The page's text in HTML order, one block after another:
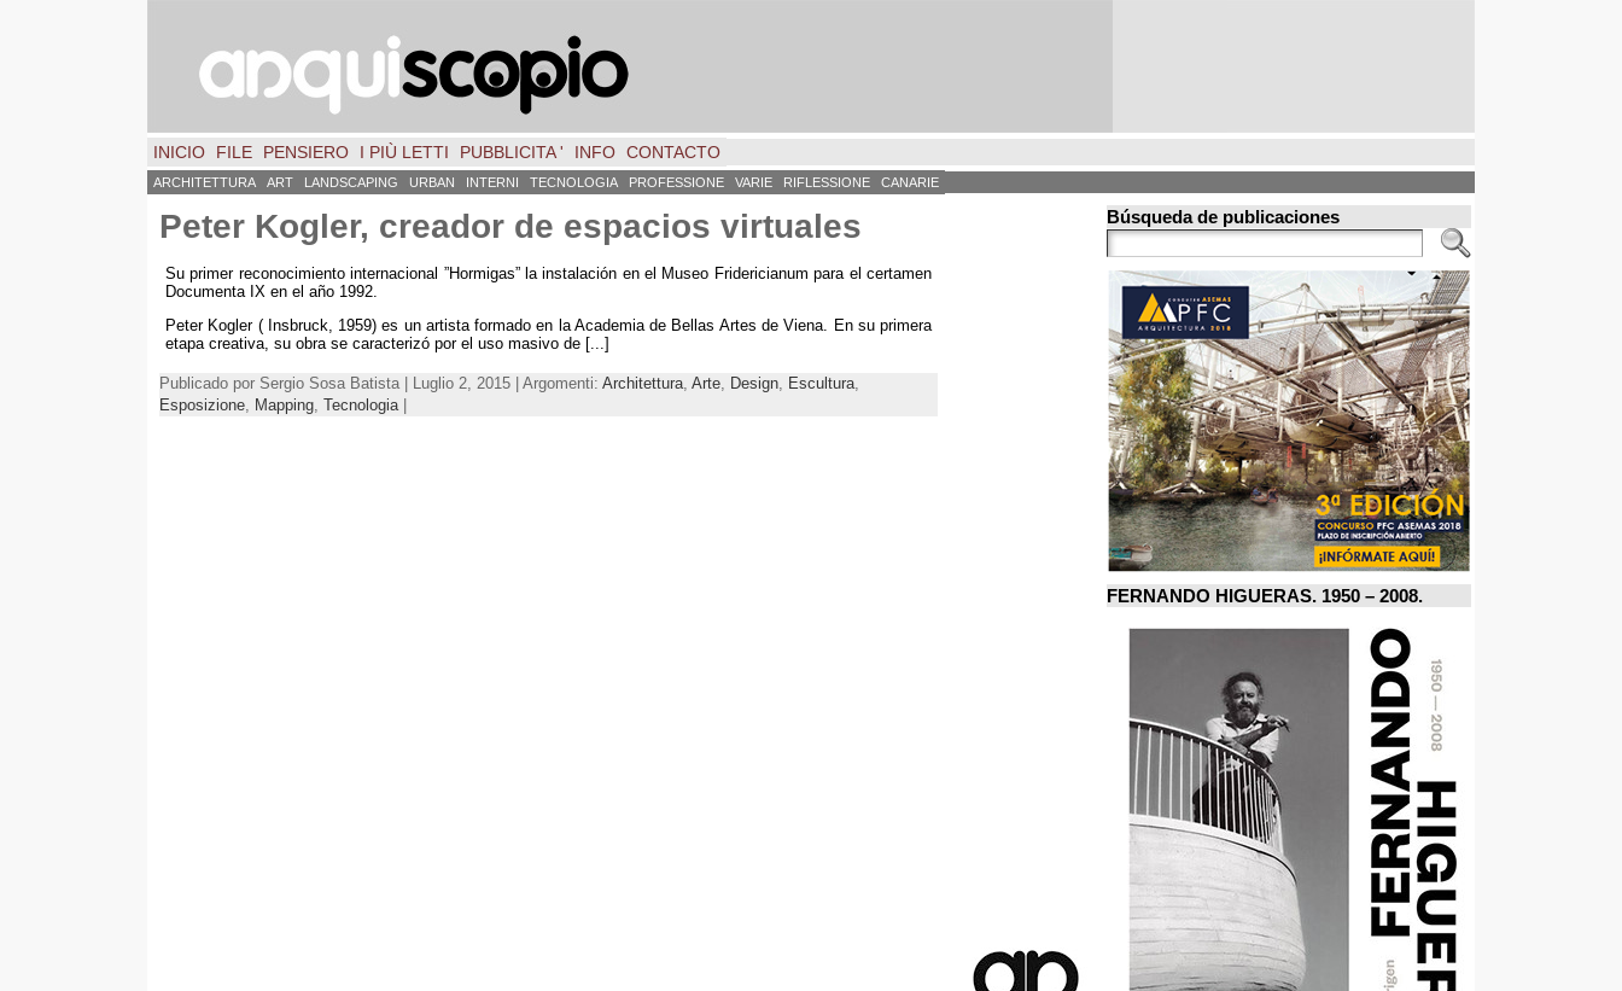
INICIO FILE PENSIERO I PIÙ LETTI PUBBLICITA ' INFO CONTACTO
ARCHITETTURA ART LANDSCAPING URBAN INTERNI TECNOLOGIA PROFESSIONE VARIE RIFLESSIONE CANARIE
Peter Kogler, creador de espacios virtuales
Su primer reconocimiento internacional ”Hormigas” la instalación en el Museo Fridericianum para el certamen
Documenta IX en el año 1992.
Peter Kogler( Insbruck , 1959)es un artista formado en la Academia de Bellas Artes de Viena
En su primera
etapa creativa su obra se caracterizó por el uso masivo de [...]
Publicado por Sergio Sosa Batista | Luglio 2, 2015 | Argomenti: Architettura, Arte, Design, Escultura,
Esposizione, Mapping, Tecnologia|
Búsqueda de publicaciones
FERNANDO HIGUERAS. 1950 – 2008.